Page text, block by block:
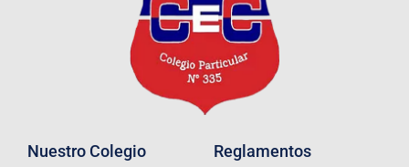
Nuestro Colegio Reglamentos